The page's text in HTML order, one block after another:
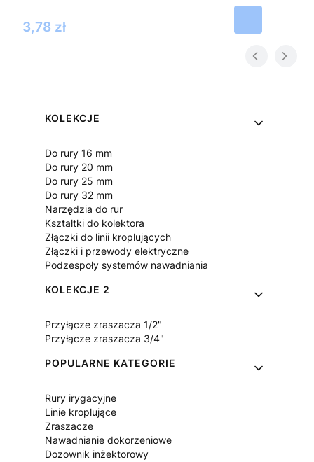
Cena
3,78 zł
Linki w stopce
KOLEKCJE
Do rury 16 mm
Do rury 20 mm
Do rury 25 mm
Do rury 32 mm
Narzędzia do rur
Kształtki do kolektora
Złączki do linii kroplujących
Złączki i przewody elektryczne
Podzespoły systemów nawadniania
KOLEKCJE 2
Przyłącze zraszacza 1/2"
Przyłącze zraszacza 3/4"
POPULARNE KATEGORIE
Rury irygacyjne
Linie kroplujące
Zraszacze
Nawadnianie dokorzeniowe
Dozownik inżektorowy